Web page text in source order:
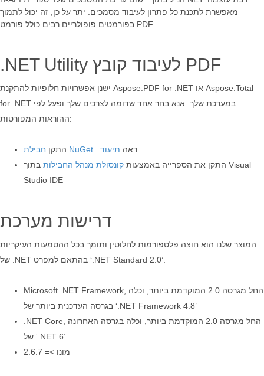
מאפשרת לתכנת כל פתרון לעיבוד מסמכים. יתר על כן, זה יכול לתמוך
בפורמטים פופולריים רבים כולל פורמט PDF.
.NET Utility לעיבוד קובץ PDF
ישנן אפשרויות חלופיות להתקנת Aspose.PDF for .NET או Aspose.Total
for .NET במערכת שלך. אנא בחר אחד שדומה לצרכים שלך ופעל לפי
ההוראות המפורטות:
התקן חבילת NuGet . ראה תיעוד
התקן את הספרייה באמצעות קונסולת מנהל החבילות בתוך Visual
Studio IDE
דרישות מערכת
המוצר שלנו הוא חוצה פלטפורמות לחלוטין ותומך בכל ההטמעות העיקריות
של .NET בהתאם למפרט ‘.NET Standard 2.0’:
Microsoft .NET Framework, החל מגרסה 2.0 המוקדמת ביותר, וכלה
בגרסה העדכנית ביותר של ‘.NET Framework 4.8’
.NET Core, החל מגרסה 2.0 המוקדמת ביותר, וכלה בגרסה האחרונה
של ‘.NET 6’
מונו >= 2.6.7